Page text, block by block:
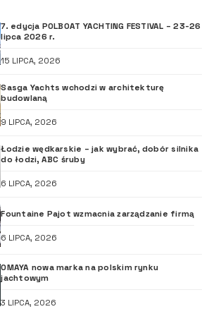
7. edycja POLBOAT YACHTING FESTIVAL – 23-26
lipca 2026 r.
15 LIPCA, 2026
Sasga Yachts wchodzi w architekturę
budowlaną
9 LIPCA, 2026
Łodzie wędkarskie – jak wybrać, dobór silnika
do łodzi, ABC śruby
6 LIPCA, 2026
Fountaine Pajot wzmacnia zarządzanie firmą
6 LIPCA, 2026
OMAYA nowa marka na polskim rynku
jachtowym
3 LIPCA, 2026